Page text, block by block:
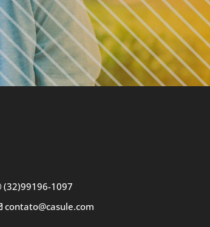
(32)99196-1097
contato@casule.com